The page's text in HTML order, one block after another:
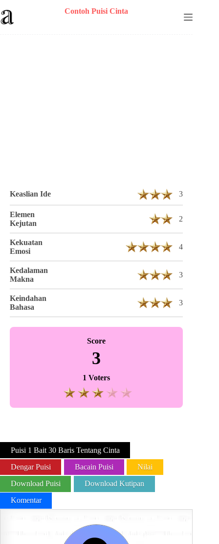
to
content
Contoh Puisi Cinta
Keaslian Ide 3
Elemen
Kejutan
2
Kekuatan
Emosi
4
Kedalaman
Makna
3
Keindahan
Bahasa
3
Score
3
1 Voters
Puisi 1 Bait 30 Baris Tentang Cinta
Dengar Puisi Bacain Puisi Nilai
Download Puisi Download Kutipan
Komentar